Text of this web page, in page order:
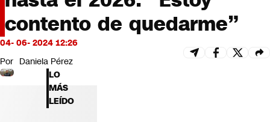
CNN tiempo
Futuro 360
contento de quedarme”
04- 06- 2024 12:26
Por Daniela Pérez
LO
MÁS
LEÍDO